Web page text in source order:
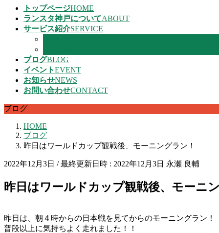
トップページHOME
ランスタ神戸についてABOUT
サービス紹介SERVICE
ブログBLOG
イベントEVENT
お知らせNEWS
お問い合わせCONTACT
ブログ
HOME
ブログ
昨日はワールドカップ観戦後、モーニングラン！
2022年12月3日 / 最終更新日時 : 2022年12月3日 永瀬 良輔
昨日はワールドカップ観戦後、モーニ
昨日は、朝４時からの日本戦を見てからのモーニングラン！
普段以上に気持ちよく走れました！！